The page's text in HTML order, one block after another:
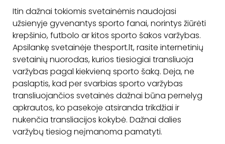
Itin dažnai tokiomis svetainėmis naudojasi
užsienyje gyvenantys sporto fanai, norintys žiūrėti
krepšinio, futbolo ar kitos sporto šakos varžybas.
Apsilankę svetainėje thesport.lt, rasite internetinių
svetainių nuorodas, kurios tiesiogiai transliuoja
varžybas pagal kiekvieną sporto šaką. Deja, ne
paslaptis, kad per svarbias sporto varžybas
transliuojančios svetainės dažnai būna pernelyg
apkrautos, ko pasekoje atsiranda trikdžiai ir
nukenčia transliacijos kokybė. Dažnai dalies
varžybų tiesiog neįmanoma pamatyti.